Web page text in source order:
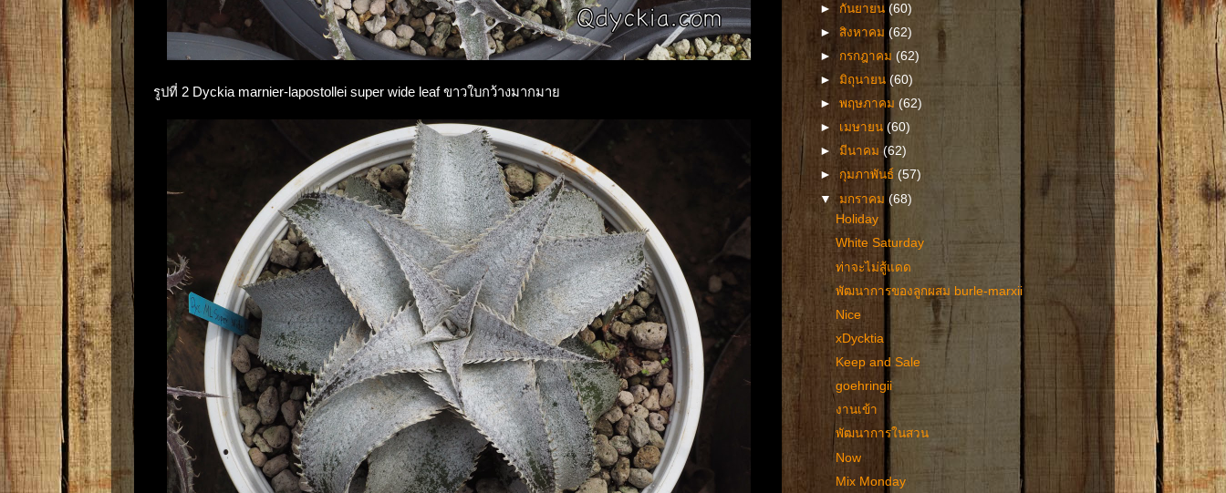
รูปที่ 2 Dyckia marnier-lapostollei super wide leaf ขาวใบกว้างมากมาย
► กันยายน(60)
►สิงหาคม(62)
► กรกฎาคม (62)
►มิถุนายน(60)
►พฤษภาคม(62)
► เมษายน(60)
►มีนาคม(62)
► กุมภาพันธ์ (57)
▼มกราคม(68)
Holiday
White Saturday
ท่าจะไม่สู้แดด
พัฒนาการของลูกผสม burle-marxii
Nice
xDycktia
Keep and Sale
goehringii
งานเข้า
พัฒนาการในสวน
Now
Mix Monday